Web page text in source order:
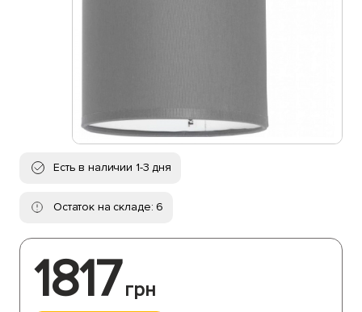
Есть в наличии 1-3 дня
Остаток на складе: 6
1817грн